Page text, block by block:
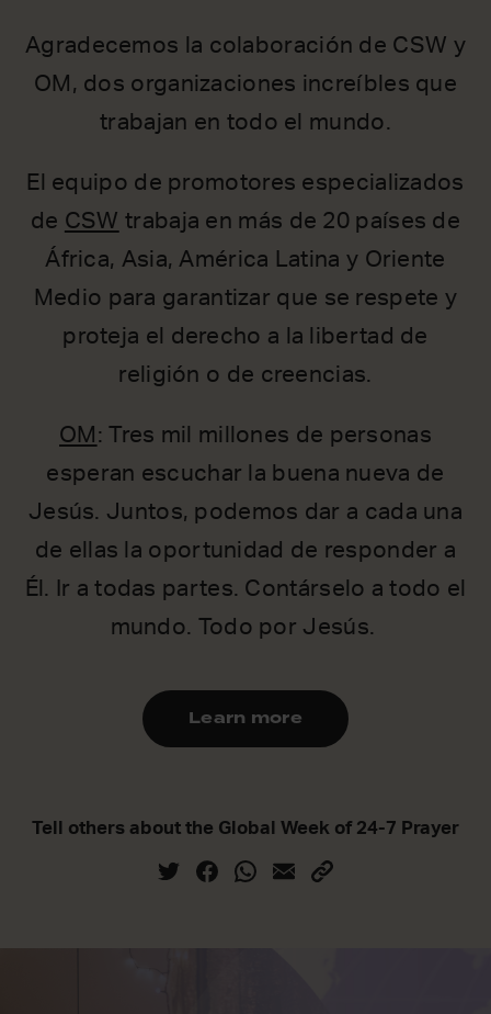
Agradecemos la colaboración de CSW y
OM, dos organizaciones increíbles que
trabajan en todo el mundo.
El equipo de promotores especializados
de CSW trabaja en más de 20 países de
África, Asia, América Latina y Oriente
Medio para garantizar que se respete y
proteja el derecho a la libertad de
religión o de creencias.
OM : Tres mil millones de personas
esperan escuchar la buena nueva de
Jesús. Juntos, podemos dar a cada una
de ellas la oportunidad de responder a
Él. Ir a todas partes. Contárselo a todo el
mundo. Todo por Jesús.
Learn more
Tell others about the Global Week of 24-7 Prayer